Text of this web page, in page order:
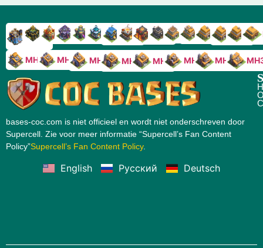
RH18RH17RH16RH15RH14RH13RH12RH11RH10RH9RH8RH7RH6RH5RH4
MH10 MH9 MH8 MH7 MH6 MH5 MH4
bases-coc.com is niet officieel en wordt niet onderschreven door
Supercell. Zie voor meer informatie “Supercell’s Fan Content
Policy”Supercell’s Fan Content Policy.
English Русский Deutsch